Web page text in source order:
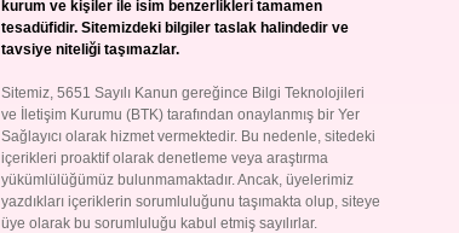
kurum ve kişiler ile isim benzerlikleri tamamen
tesadüfidir. Sitemizdeki bilgiler taslak halindedir ve
tavsiye niteliği taşımazlar.
Sitemiz, 5651 Sayılı Kanun gereğince Bilgi Teknolojileri
ve İletişim Kurumu (BTK) tarafından onaylanmış bir Yer
Sağlayıcı olarak hizmet vermektedir. Bu nedenle, sitedeki
içerikleri proaktif olarak denetleme veya araştırma
yükümlülüğümüz bulunmamaktadır. Ancak, üyelerimiz
yazdıkları içeriklerin sorumluluğunu taşımakta olup, siteye
üye olarak bu sorumluluğu kabul etmiş sayılırlar.